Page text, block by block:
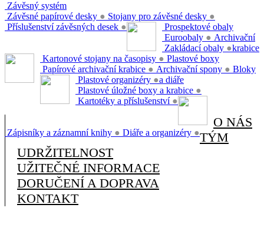
Závěsný systém
Závěsné papírové desky ● Stojany pro závěsné desky ●
Příslušenství závěsných desek ●
Prospektové obaly
Euroobaly ●
Zakládací obaly ●
Archivační
krabice
Kartonové stojany na časopisy ●
Papírové archivační krabice ● Archivační spony ●
Plastové boxy
Plastové organizéry ●
Plastové úložné boxy a krabice ●
Kartotéky a příslušenství ●
Bloky
a diáře
Zápisníky a záznamní knihy ● Diáře a organizéry ●
O NÁS
TÝM
UDRŽITELNOST
UŽITEČNÉ INFORMACE
DORUČENÍ A DOPRAVA
KONTAKT